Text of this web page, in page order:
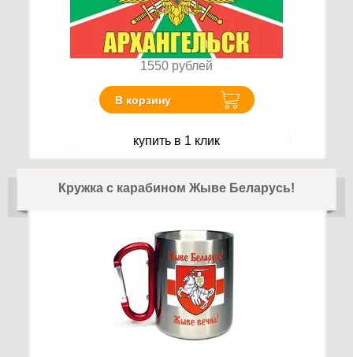
1550 рублей
В корзину
купить в 1 клик
Кружка с карабином Жыве Беларусь!